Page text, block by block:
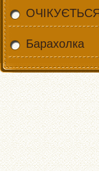
Барахолка